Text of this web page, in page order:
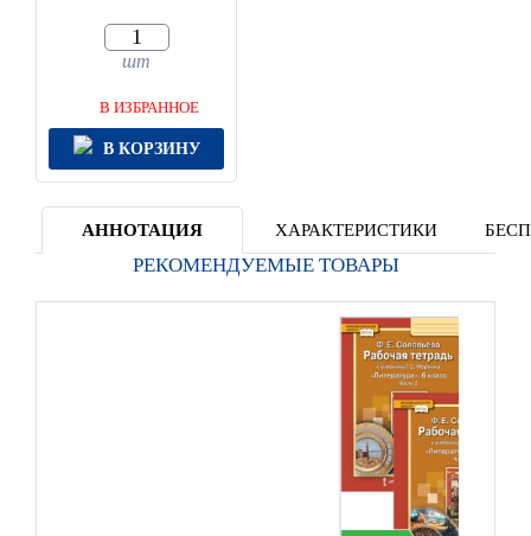
шт
В ИЗБРАННОЕ
В КОРЗИНУ
АННОТАЦИЯ ХАРАКТЕРИСТИКИ
РЕКОМЕНДУЕМЫЕ ТОВАРЫ